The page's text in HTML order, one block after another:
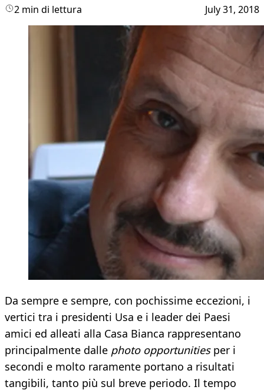
2 min di lettura July 31, 2018
Da sempre e sempre, con pochissime eccezioni, i
vertici tra i presidenti Usa e i leader dei Paesi
amici ed alleati alla Casa Bianca rappresentano
principalmente dalle photo opportunitiesper i
secondi e molto raramente portano a risultati
tangibili, tanto più sul breve periodo. Il tempo